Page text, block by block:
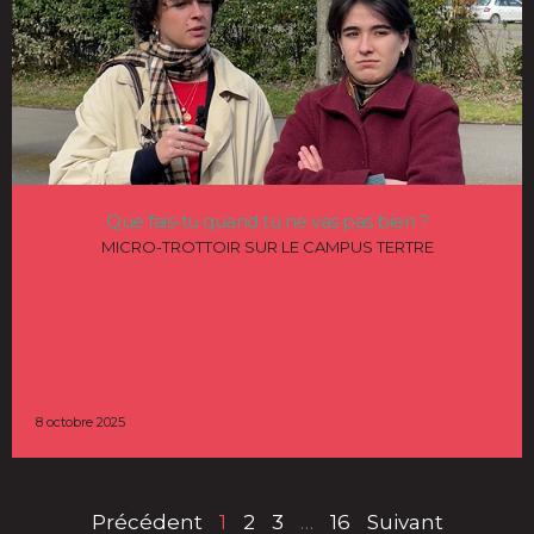
Que fais-tu quand tu ne vas pas bien ?
MICRO-TROTTOIR SUR LE CAMPUS TERTRE
8 octobre 2025
Précédent 1 2 3 … 16 Suivant